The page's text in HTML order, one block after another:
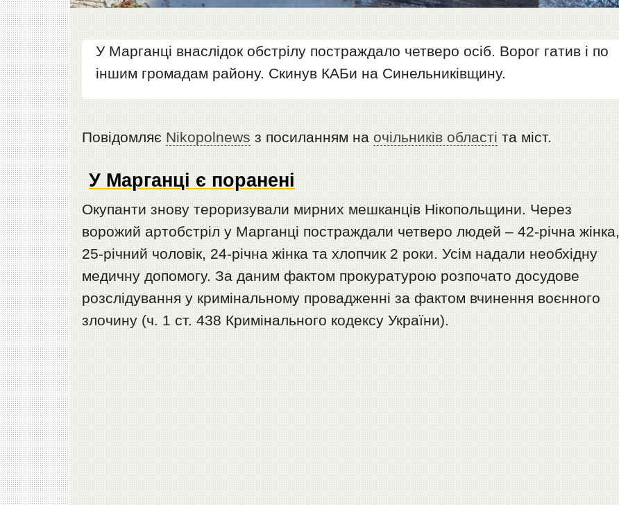
У Марганці внаслідок обстрілу постраждало четверо осіб. Ворог гатив і по
іншим громадам району. Скинув КАБи на Синельниківщину.
Повідомляє Nikopolnews з посиланням наочільників області та міст.
У Марганці є поранені
Окупанти знову тероризували мирних мешканців Нікопольщини. Через
ворожий артобстріл у Марганці постраждали четверо людей – 42-річна жінка,
25-річний чоловік, 24-річна жінка та хлопчик 2 роки. Усім надали необхідну
медичну допомогу. За даним фактом прокуратурою розпочато досудове
розслідування у кримінальному провадженні за фактом вчинення воєнного
злочину (ч. 1 ст. 438 Кримінального кодексу України).